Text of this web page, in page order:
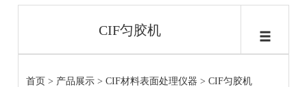
CIF匀胶机
首页 > 产品展示 > CIF材料表面处理仪器 > CIF匀胶机